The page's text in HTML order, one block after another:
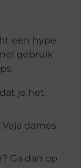
een hype.
gebruik
je het
dames
Ga dan op